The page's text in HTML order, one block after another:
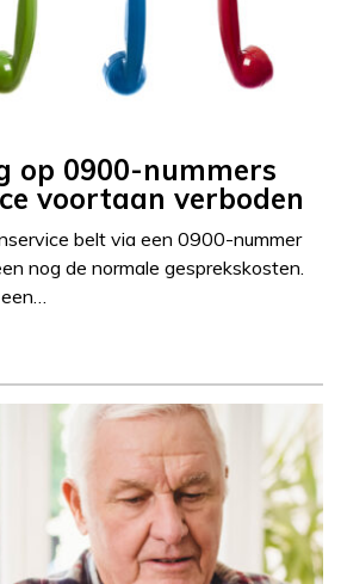
op 0900-nummers
voortaan verboden
belt via een 0900-nummer
nog de normale gesprekskosten.